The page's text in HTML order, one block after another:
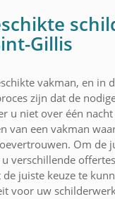
Gillis
vakman, en in
zijn dat de
u niet over één
van een vakman
Om de
verschillende
juiste keuze te
voor uw